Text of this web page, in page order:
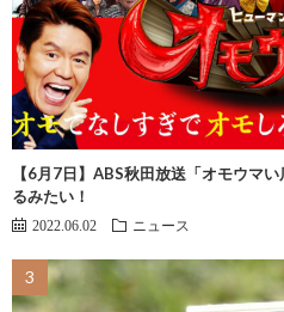
【6月7日】ABS秋田放送「オモウマ
るみたい！
2022.06.02 ニュース